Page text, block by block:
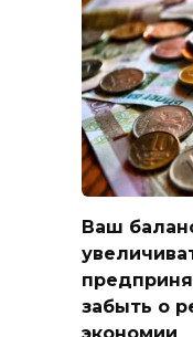
Ваш
забыть о